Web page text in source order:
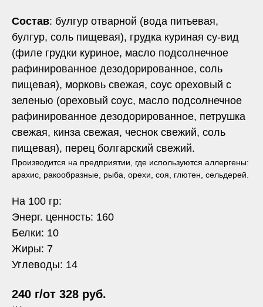
Состав: булгур отварной (вода питьевая,
булгур, соль пищевая), грудка куриная су-вид
(филе грудки куриное, масло подсолнечное
рафинированное дезодорированное, соль
пищевая), морковь свежая, соус ореховый с
зеленью (ореховый соус, масло подсолнечное
рафинированное дезодорированное, петрушка
свежая, кинза свежая, чеснок свежий, соль
пищевая), перец болгарский свежий.
Производится на предприятии, где используются аллергены:
арахис, ракообразные, рыба, орехи, соя, глютен, сельдерей.
На 100 гр:
Энерг. ценность: 160
Белки: 10
Жиры: 7
Углеводы: 14
240 г/от 328 руб.